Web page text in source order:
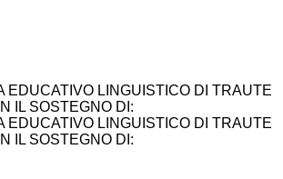
EDUCATIVO LINGUISTICO DI TRAUTE
IL SOSTEGNO DI:
EDUCATIVO LINGUISTICO DI TRAUTE
IL SOSTEGNO DI: